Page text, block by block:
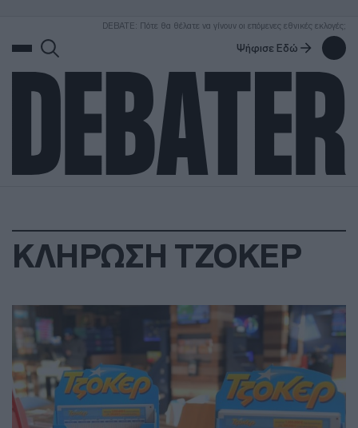
DEBATE: Πότε θα θέλατε να γίνουν οι επόμενες εθνικές εκλογές;
Ψήφισε Εδώ
ΚΛΗΡΩΣΗ ΤΖΟΚΕΡ